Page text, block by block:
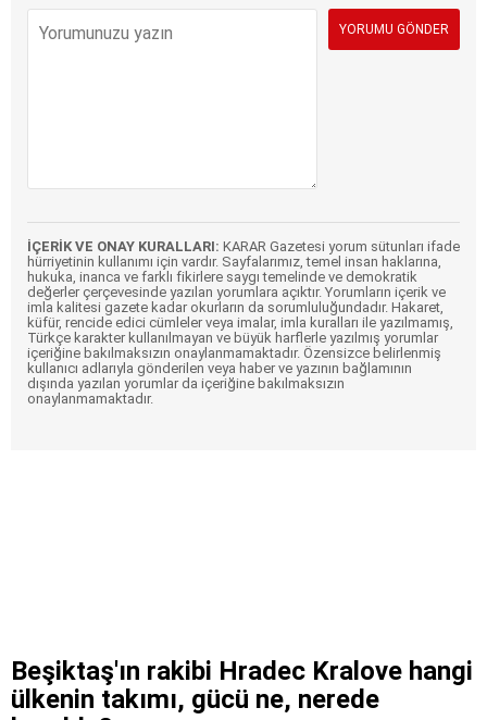
İÇERİK VE ONAY KURALLARI: KARAR Gazetesi yorum sütunları ifade
hürriyetinin kullanımı için vardır. Sayfalarımız, temel insan haklarına,
hukuka, inanca ve farklı fikirlere saygı temelinde ve demokratik
değerler çerçevesinde yazılan yorumlara açıktır. Yorumların içerik ve
imla kalitesi gazete kadar okurların da sorumluluğundadır. Hakaret,
küfür, rencide edici cümleler veya imalar, imla kuralları ile yazılmamış,
Türkçe karakter kullanılmayan ve büyük harflerle yazılmış yorumlar
içeriğine bakılmaksızın onaylanmamaktadır. Özensizce belirlenmiş
kullanıcı adlarıyla gönderilen veya haber ve yazının bağlamının
dışında yazılan yorumlar da içeriğine bakılmaksızın
onaylanmamaktadır.
Beşiktaş'ın rakibi Hradec Kralove hangi
ülkenin takımı, gücü ne, nerede